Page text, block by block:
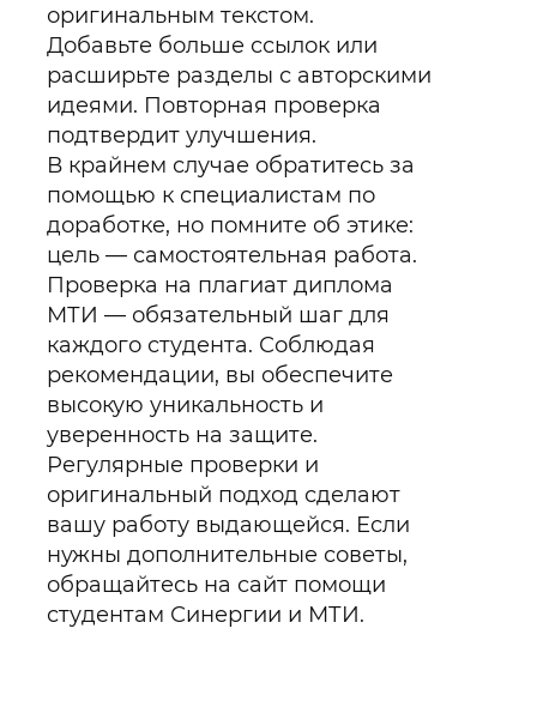
оригинальным текстом.
Добавьте больше ссылок или
расширьте разделы с авторскими
идеями. Повторная проверка
подтвердит улучшения.
В крайнем случае обратитесь за
помощью к специалистам по
доработке, но помните об этике:
цель — самостоятельная работа.
Проверка на плагиат диплома
МТИ — обязательный шаг для
каждого студента. Соблюдая
рекомендации, вы обеспечите
высокую уникальность и
уверенность на защите.
Регулярные проверки и
оригинальный подход сделают
вашу работу выдающейся. Если
нужны дополнительные советы,
обращайтесь на сайт помощи
студентам Синергии и МТИ.